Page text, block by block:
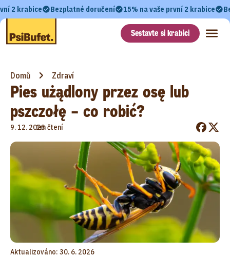
2 krabice Bezplatné doručení 15% na vaše první 2 krabice
Sestavte si krabici
Domů Zdraví
Pies użądlony przez osę lub
pszczołę – co robić?
9. 12. 2023
•
1m čtení
Aktualizováno: 30. 6. 2026